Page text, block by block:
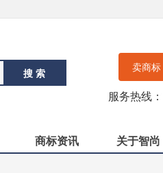
搜 索
卖商标
服务热线：
商标资讯 关于智尚